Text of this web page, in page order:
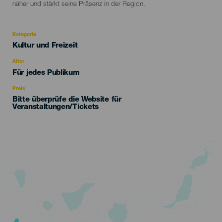
näher und stärkt seine Präsenz in der Region.
Kategorie
Categoría
evento
Kultur und Freizeit
Alter
Edad
Für jedes Publikum
Preis
Bitte überprüfe die Website für
Veranstaltungen/Tickets